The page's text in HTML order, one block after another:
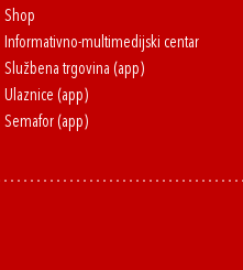
Shop
Informativno-multimedijski centar
Službena trgovina (app)
Ulaznice (app)
Semafor (app)